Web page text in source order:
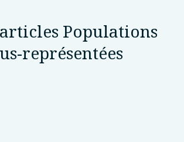
Populations
représentées